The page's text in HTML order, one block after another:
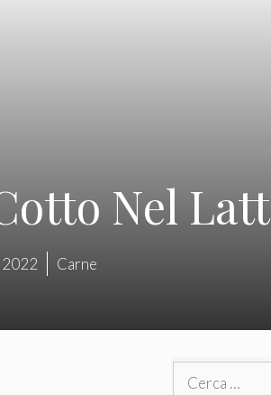
Nel
Carne
Ricerca